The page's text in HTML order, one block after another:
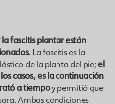
fascitis plantar están
. La fascitis es la
de la planta del pie;el
casos, es la continuación
a tiempoy permitió que
Ambas condiciones